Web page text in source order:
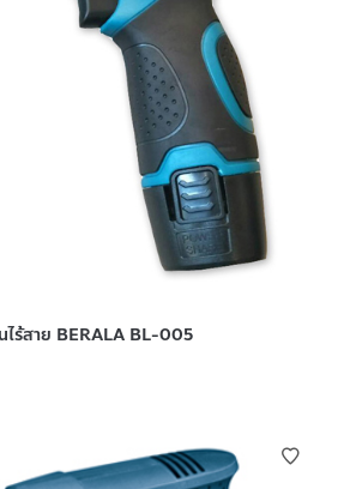
ไร้สาย BERALA BL-005